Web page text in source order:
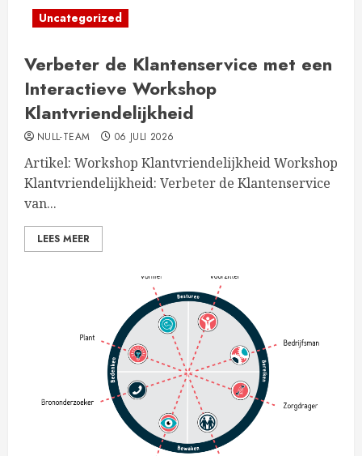
Uncategorized
Verbeter de Klantenservice met een
Interactieve Workshop
Klantvriendelijkheid
NULL-TEAM 06 JULI 2026
Artikel: Workshop Klantvriendelijkheid Workshop
Klantvriendelijkheid: Verbeter de Klantenservice
van...
LEES MEER